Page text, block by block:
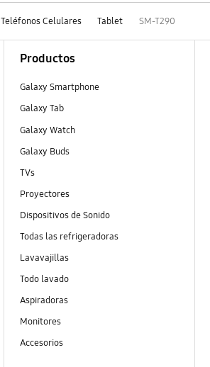
Teléfonos Celulares Tablet SM-T290
Productos
Galaxy Smartphone
Galaxy Tab
Galaxy Watch
Galaxy Buds
TVs
Proyectores
Dispositivos de Sonido
Todas las refrigeradoras
Lavavajillas
Todo lavado
Aspiradoras
Monitores
Accesorios